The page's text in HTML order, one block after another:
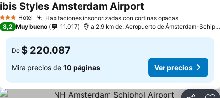
3 Estrellas
Hotel Habitaciones insonorizadas con cortinas opacas
ibis Styles Amsterdam Airport
8,2 Muy bueno 11.017 a 2.9 km de: Aeropuerto de Ámsterdam-Schiphol
De $ 220.087
Mira precios de 10 páginas Ver precios